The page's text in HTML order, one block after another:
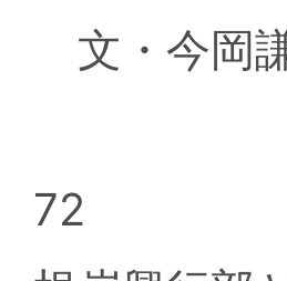
文・今岡
72